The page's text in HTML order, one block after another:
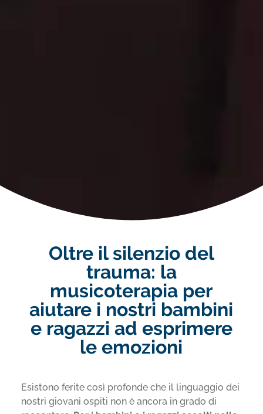
Oltre il silenzio del
trauma: la
musicoterapia per
aiutare i nostri bambini
e ragazzi ad esprimere
le emozioni
Esistono ferite così profonde che il linguaggio dei
nostri giovani ospiti non è ancora in grado di